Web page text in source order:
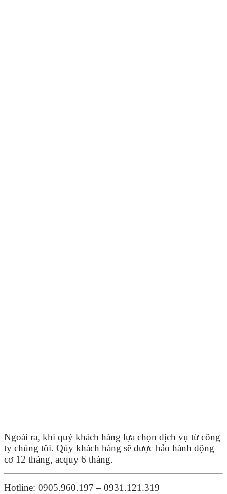
Ngoài ra, khi quý khách hàng lựa chọn dịch vụ từ công
ty chúng tôi. Qúy khách hàng sẽ được bảo hành động
cơ 12 tháng, acquy 6 tháng.
Hotline: 0905.960.197 – 0931.121.319